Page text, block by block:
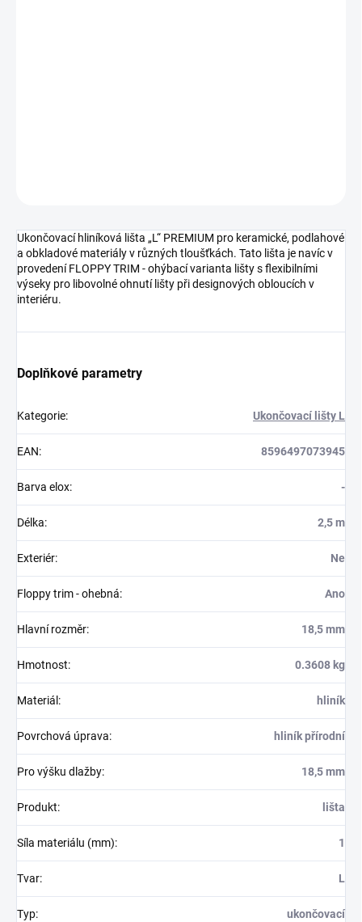
Ukončovací hliníková lišta „L“ PREMIUM pro keramické, podlahové
a obkladové materiály v různých tloušťkách. Tato lišta je navíc v
provedení FLOPPY TRIM - ohýbací varianta lišty s flexibilními
výseky pro libovolné ohnutí lišty při designových obloucích v
interiéru.
Doplňkové parametry
Kategorie: Ukončovací lišty L
EAN: 8596497073945
Barva elox: -
Délka: 2,5 m
Exteriér: Ne
Floppy trim - ohebná: Ano
Hlavní rozměr: 18,5 mm
Hmotnost: 0.3608 kg
Materiál : hliník
Povrchová úprava: hliník přírodní
Pro výšku dlažby: 18,5 mm
Produkt: lišta
Síla materiálu (mm): 1
Tvar: L
Typ: ukončovací